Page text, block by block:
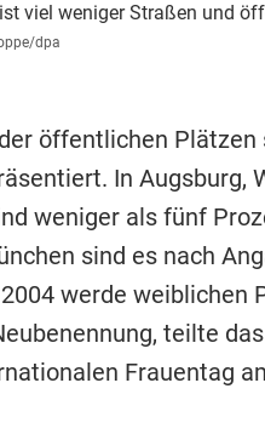
viel weniger Straßen und
dpa
öffentlichen Plätzen
In Augsburg,
weniger als fünf
sind es nach
werde weiblichen
teilte
Frauentag